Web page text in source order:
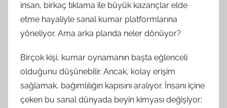
insan, birkaç tıklama ile büyük kazançlar elde
etme hayaliyle sanal kumar platformlarına
yöneliyor. Ama arka planda neler dönüyor?
Birçok kişi, kumar oynamanın başta eğlenceli
olduğunu düşünebilir. Ancak, kolay erişim
sağlamak, bağımlılığın kapısını aralıyor. İnsanı içine
çeken bu sanal dünyada beyin kimyası değişiyor;